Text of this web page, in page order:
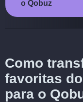
o Qobuz
Como
favoritas
para o